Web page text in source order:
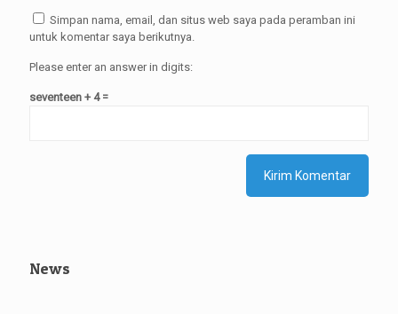
Simpan nama, email, dan situs web saya pada peramban ini
untuk komentar saya berikutnya.
Please enter an answer in digits:
seventeen + 4 =
News